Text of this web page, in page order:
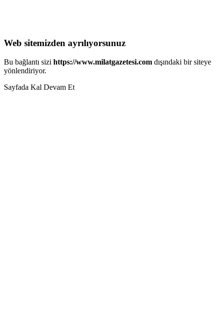
Web sitemizden ayrılıyorsunuz
Bu bağlantı sizi https://www.milatgazetesi.com dışındaki bir siteye
yönlendiriyor.
Sayfada Kal Devam Et